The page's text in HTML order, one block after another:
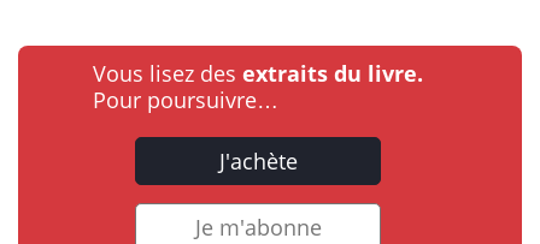
Vous lisez des extraits du livre.
Pour poursuivre…
J'achète
Je m'abonne